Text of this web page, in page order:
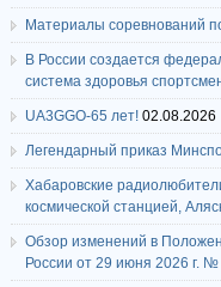
Материалы соревнований
В России создается
система здоровья
UA3GGO-65 лет! 02.08.2026
Легендарный приказ
Хабаровские
космической станцией,
Обзор изменений в
России от 29 июня 2026 г. №